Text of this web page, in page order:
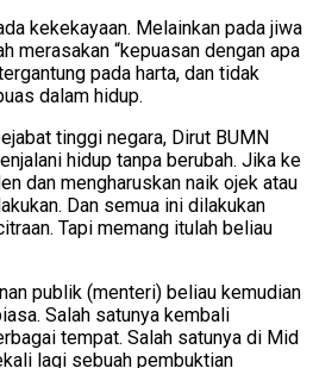
kekekayaan. Melainkan pada jiwa
merasakan “kepuasan dengan apa
pada harta, dan tidak
dalam hidup.
tinggi negara, Dirut BUMN
hidup tanpa berubah. Jika ke
dan mengharuskan naik ojek atau
Dan semua ini dilakukan
Tapi memang itulah beliau
publik (menteri) beliau kemudian
Salah satunya kembali
tempat. Salah satunya di Mid
lagi sebuah pembuktian